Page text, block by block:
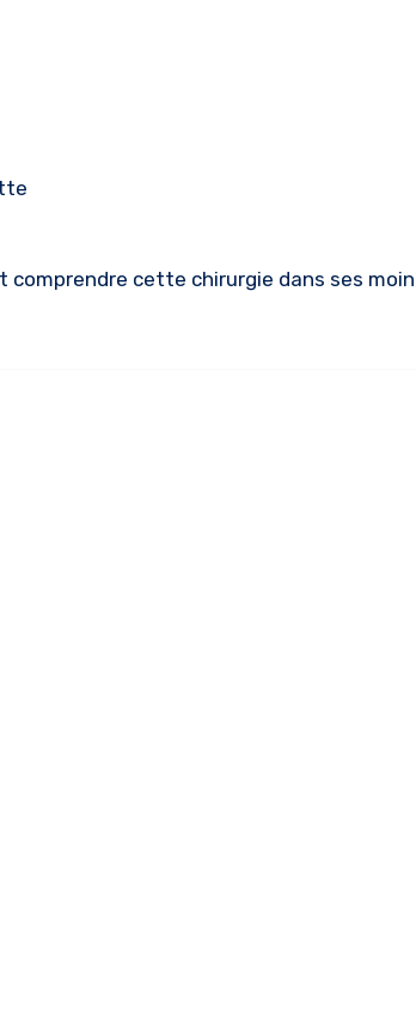
cette chirurgie dans ses